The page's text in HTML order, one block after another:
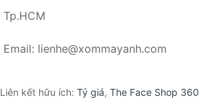
Tp.HCM
Email: lienhe@xommayanh.com
Liên kết hữu ích: Tỷ giá, The Face Shop 360